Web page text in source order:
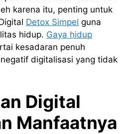
karena itu, penting untuk
Detox Simpel guna
hidup. Gaya hidup
kesadaran penuh
digitalisasi yang tidak
Digital
Manfaatnya